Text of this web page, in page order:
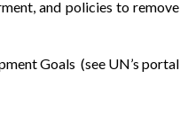
and policies to remove
Goals (see UN’s portal